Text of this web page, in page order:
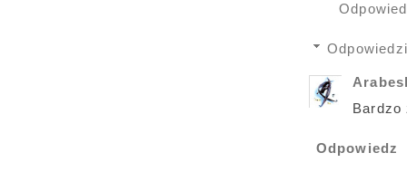
Odpowiedzi
Bardzo
Odpowiedz